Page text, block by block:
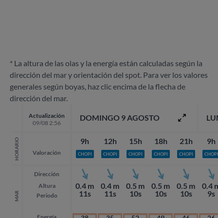
* La altura de las olas y la energía están calculadas según la
dirección del mar y orientación del spot. Para ver los valores
generales según boyas, haz clic encima de la flecha de
dirección del mar.
Actualización
09/08 2:56
HORARIO Valoración
MAR
Dirección
Altura
Periodo
DOMINGO 9 AGOSTO
9h
CHOPI
0.4 m
11s
12h
CHOPI
0.4 m
11s
15h
CHOPI
0.5 m
10s
18h
CHOPI
0.5 m
10s
21h
CHOPI
0.5 m
10s
9h
CHOPI
0.4
9s